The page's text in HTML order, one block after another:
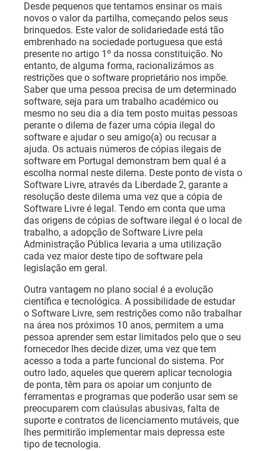
Desde pequenos que tentamos ensinar os mais
novos o valor da partilha, começando pelos seus
brinquedos. Este valor de solidariedade está tão
embrenhado na sociedade portuguesa que está
presente no artigo 1º da nossa constituição. No
entanto, de alguma forma, racionalizámos as
restrições que o software proprietário nos impõe.
Saber que uma pessoa precisa de um determinado
software, seja para um trabalho académico ou
mesmo no seu dia a dia tem posto muitas pessoas
perante o dilema de fazer uma cópia ilegal do
software e ajudar o seu amigo(a) ou recusar a
ajuda. Os actuais números de cópias ilegais de
software em Portugal demonstram bem qual é a
escolha normal neste dilema. Deste ponto de vista o
Software Livre, através da Liberdade 2, garante a
resolução deste dilema uma vez que a cópia de
Software Livre é legal. Tendo em conta que uma
das origens de cópias de software ilegal é o local de
trabalho, a adopção de Software Livre pela
Administração Pública levaria a uma utilização
cada vez maior deste tipo de software pela
legislação em geral.
Outra vantagem no plano social é a evolução
científica e tecnológica. A possibilidade de estudar
o Software Livre, sem restrições como não trabalhar
na área nos próximos 10 anos, permitem a uma
pessoa aprender sem estar limitados pelo que o seu
fornecedor lhes decide dizer, uma vez que tem
acesso a toda a parte funcional do sistema. Por
outro lado, aqueles que querem aplicar tecnologia
de ponta, têm para os apoiar um conjunto de
ferramentas e programas que poderão usar sem se
preocuparem com claúsulas abusivas, falta de
suporte e contratos de licenciamento mutáveis, que
lhes permitirão implementar mais depressa este
tipo de tecnologia.